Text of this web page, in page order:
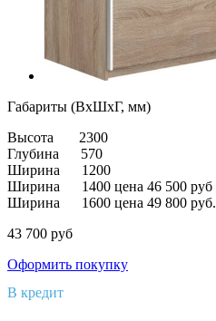
Габариты (ВхШхГ, мм)
Высота
2300
Глубина
570
Ширина
1200
Ширина 1400 цена 46 500 руб
Ширина 1600 цена 49 800 руб.
43 700 руб
Оформить покупку
В кредит